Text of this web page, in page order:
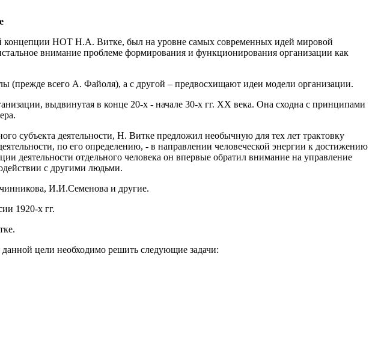
концепции НОТ Н.А. Витке, был на уровне самых современных идей мировой
внимание проблеме формирования и функционирования организации как
(прежде всего А. Файоля), а с другой – предвосхищают идеи модели организации.
выдвинутая в конце 20-х - начале 30-х гг. XX века. Она сходна с принципами
субъекта деятельности, Н. Витке предложил необычную для тех лет трактовку
по его определению, - в направлении человеческой энергии к достижению
деятельности отдельного человека он впервые обратил внимание на управление
с другими людьми.
И.И.Семенова и другие.
1920-х гг.
цели необходимо решить следующие задачи: